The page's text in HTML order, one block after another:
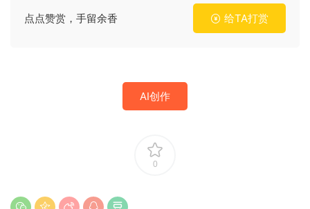
点点赞赏，手留余香 给TA打赏
AI创作
0